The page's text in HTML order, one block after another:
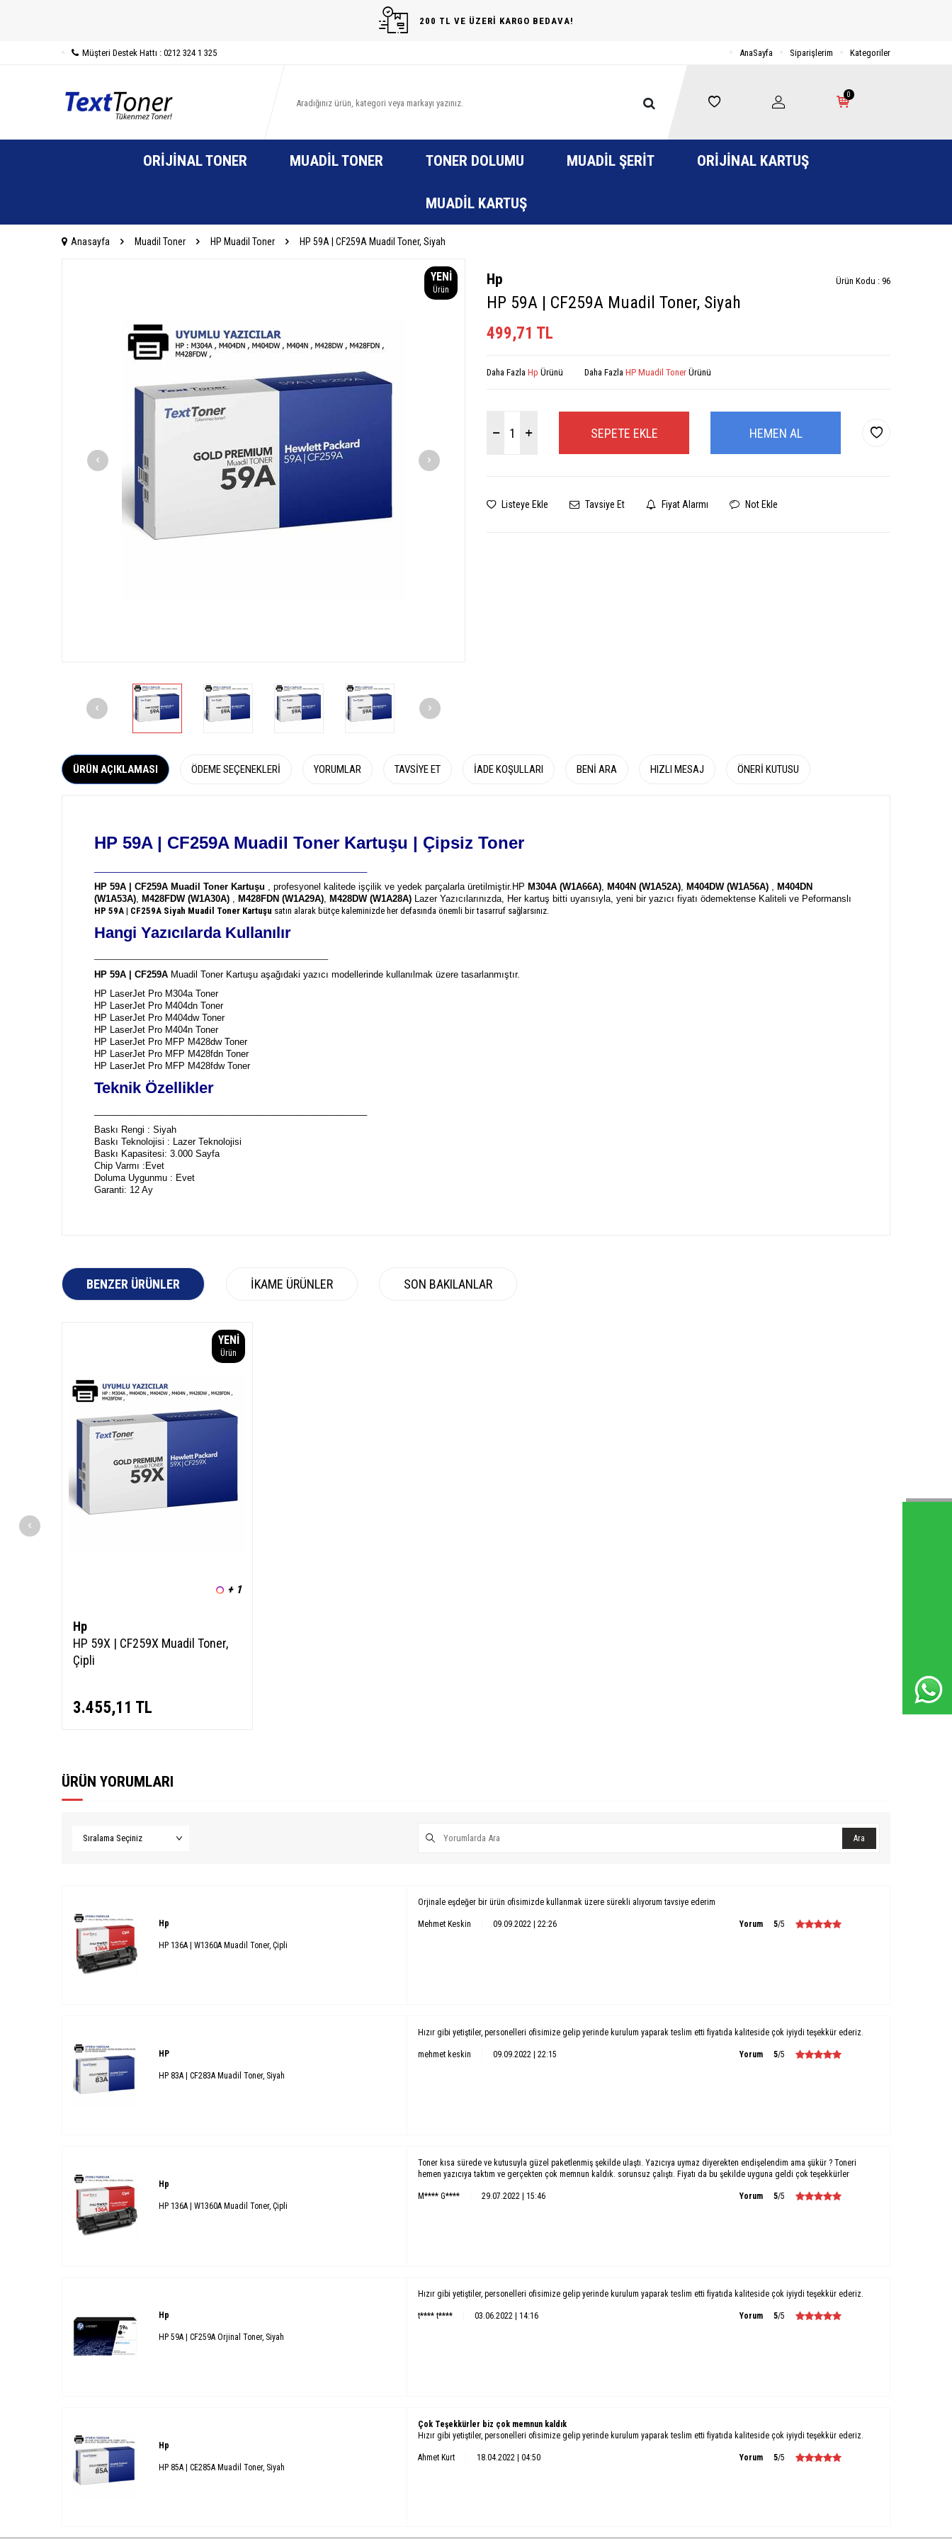
200 TL VE ÜZERİ KARGO BEDAVA!
Müşteri Destek Hattı : 0212 324 1 325 AnaSayfa Siparişlerim Kategoriler
0
ORIJINAL TONER MUADIL TONER TONER DOLUMU MUADIL ŞERIT ORIJINAL KARTUŞ
MUADIL KARTUŞ
Anasayfa Muadil Toner HP Muadil Toner HP 59A | CF259A Muadil Toner, Siyah
YENI
Ürün
Hp Ürün Kodu : 96
HP 59A | CF259A Muadil Toner, Siyah
499,71 TL
Daha Fazla Hp Ürünü Daha Fazla HP Muadil Toner Ürünü
SEPETE EKLE HEMEN AL
Listeye Ekle Tavsiye Et Fiyat Alarmı Not Ekle
ÜRÜN AÇIKLAMASI ÖDEME SEÇENEKLERI YORUMLAR TAVSIYE ET İADE KOŞULLARI BENI ARA HIZLI MESAJ ÖNERI KUTUSU
HP 59A | CF259A Muadil Toner Kartuşu | Çipsiz Toner
HP 59A | CF259A Muadil Toner Kartuşu , profesyonel kalitede işçilik ve yedek parçalarla üretilmiştir. HP M304A (W1A66A), M404N (W1A52A), M404DW (W1A56A) , M404DN
(W1A53A), M428FDW (W1A30A) , M428FDN (W1A29A), M428DW (W1A28A) Lazer Yazıcılarınızda, Her kartuş bitti uyarısıyla, yeni bir yazıcı fiyatı ödemektense Kaliteli ve Peformanslı
HP 59A | CF259A Siyah Muadil Toner Kartuşu satın alarak bütçe kaleminizde her defasında önemli bir tasarruf sağlarsınız.
Hangi Yazıcılarda Kullanılır
HP 59A | CF259A Muadil Toner Kartuşu aşağıdaki yazıcı modellerinde kullanılmak üzere tasarlanmıştır.
HP LaserJet Pro M304a Toner
HP LaserJet Pro M404dn Toner
HP LaserJet Pro M404dw Toner
HP LaserJet Pro M404n Toner
HP LaserJet Pro MFP M428dw Toner
HP LaserJet Pro MFP M428fdn Toner
HP LaserJet Pro MFP M428fdw Toner
Teknik Özellikler
Baskı Rengi : Siyah
Baskı Teknolojisi : Lazer Teknolojisi
Baskı Kapasitesi: 3.000 Sayfa
Chip Varmı :Evet
Doluma Uygunmu : Evet
Garanti: 12 Ay
BENZER ÜRÜNLER İKAME ÜRÜNLER SON BAKILANLAR
YENI
Ürün
+ 1
Hp
HP 59X | CF259X Muadil Toner,
Çipli
3.455,11 TL
ÜRÜN YORUMLARI
Ara
Hp
HP 136A | W1360A Muadil Toner, Çipli
Orjinale eşdeğer bir ürün ofisimizde kullanmak üzere sürekli alıyorum tavsiye ederim
Mehmet Keskin 09.09.2022 | 22:26 Yorum 5/5
HP
HP 83A | CF283A Muadil Toner, Siyah
Hızır gibi yetiştiler, personelleri ofisimize gelip yerinde kurulum yaparak teslim etti fiyatıda kaliteside çok iyiydi teşekkür ederiz.
mehmet keskin 09.09.2022 | 22:15 Yorum 5/5
Hp
HP 136A | W1360A Muadil Toner, Çipli
Toner kısa sürede ve kutusuyla güzel paketlenmiş şekilde ulaştı. Yazıcıya uymaz diyerekten endişelendim ama şükür ? Toneri
hemen yazıcıya taktım ve gerçekten çok memnun kaldık. sorunsuz çalıştı. Fiyatı da bu şekilde uyguna geldi çok teşekkürler
M**** G**** 29.07.2022 | 15:46 Yorum 5/5
Hp
HP 59A | CF259A Orjinal Toner, Siyah
Hızır gibi yetiştiler, personelleri ofisimize gelip yerinde kurulum yaparak teslim etti fiyatıda kaliteside çok iyiydi teşekkür ederiz.
t**** t**** 03.06.2022 | 14:16 Yorum 5/5
Hp
HP 85A | CE285A Muadil Toner, Siyah
Çok Teşekkürler biz çok memnun kaldık
Hızır gibi yetiştiler, personelleri ofisimize gelip yerinde kurulum yaparak teslim etti fiyatıda kaliteside çok iyiydi teşekkür ederiz.
Ahmet Kurt 18.04.2022 | 04:50 Yorum 5/5